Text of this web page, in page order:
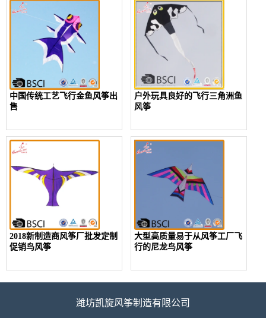
中国传统工艺飞行金鱼风筝出
售
户外玩具良好的飞行三角洲鱼
风筝
2018新制造商风筝厂批发定制
促销鸟风筝
大型高质量易于从风筝工厂飞
行的尼龙鸟风筝
潍坊凯旋风筝制造有限公司